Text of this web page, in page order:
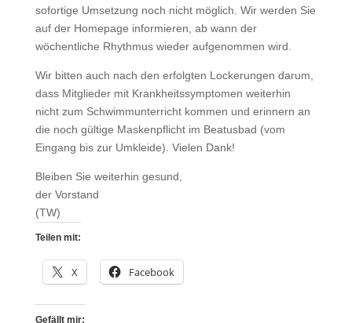
sofortige Umsetzung noch nicht möglich. Wir werden Sie
auf der Homepage informieren, ab wann der
wöchentliche Rhythmus wieder aufgenommen wird.
Wir bitten auch nach den erfolgten Lockerungen darum,
dass Mitglieder mit Krankheitssymptomen weiterhin
nicht zum Schwimmunterricht kommen und erinnern an
die noch gültige Maskenpflicht im Beatusbad (vom
Eingang bis zur Umkleide). Vielen Dank!
Bleiben Sie weiterhin gesund,
der Vorstand
(TW)
Teilen mit:
X Facebook
Gefällt mir: